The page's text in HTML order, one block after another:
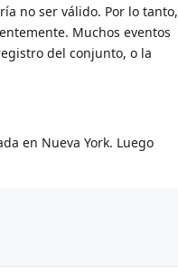
no ser válido. Por lo tanto,
Muchos eventos
del conjunto, o la
en Nueva York. Luego